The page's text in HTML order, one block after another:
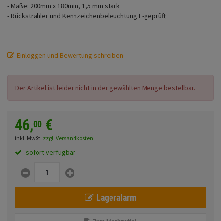
Rucksäcke
Fahrwerk
Merchandise
Anmelden Registrieren Merkzettel
- Maße: 200mm x 180mm, 1,5 mm stark
- Rückstrahler und Kennzeichenbeleuchtung E-geprüft
Einloggen und Bewertung schreiben
Der Artikel ist leider nicht in der gewählten Menge bestellbar.
46,00 €
inkl. MwSt. zzgl. Versandkosten
sofort verfügbar
Lageralarm